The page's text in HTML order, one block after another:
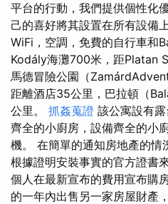
平台的行動，我們提供個性化
己的喜好將其設置在所有設備
WiFi，空調，免費的自行車和
Kodály海灘700米，距Platan
馬德冒險公園（
距離酒店35公里，巴拉頓（
公里。 抓姦蒐證 該公寓設有
齊全的小廚房，設備齊全的小
機。 在簡單的通知房地產的
根據證明安裝事實的官方證書
個人在最新宣布的費用宣布購
的一年內出售另一家房屋財產